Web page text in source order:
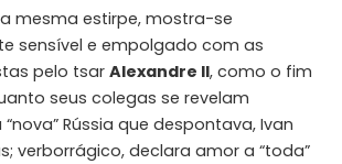
mesma estirpe, mostra-se
sensível e empolgado com as
pelo tsar Alexandre II, como o fim
seus colegas se revelam
Rússia que despontava, Ivan
verborrágico, declara amor a “toda”